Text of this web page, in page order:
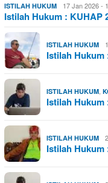
ISTILAH HUKUM 17 Jan 2026 -
Istilah Hukum : KUHAP
ISTILAH HUKUM
Istilah
ISTILAH HUKUM
Istilah
ISTILAH HUKUM
Istilah Hukum